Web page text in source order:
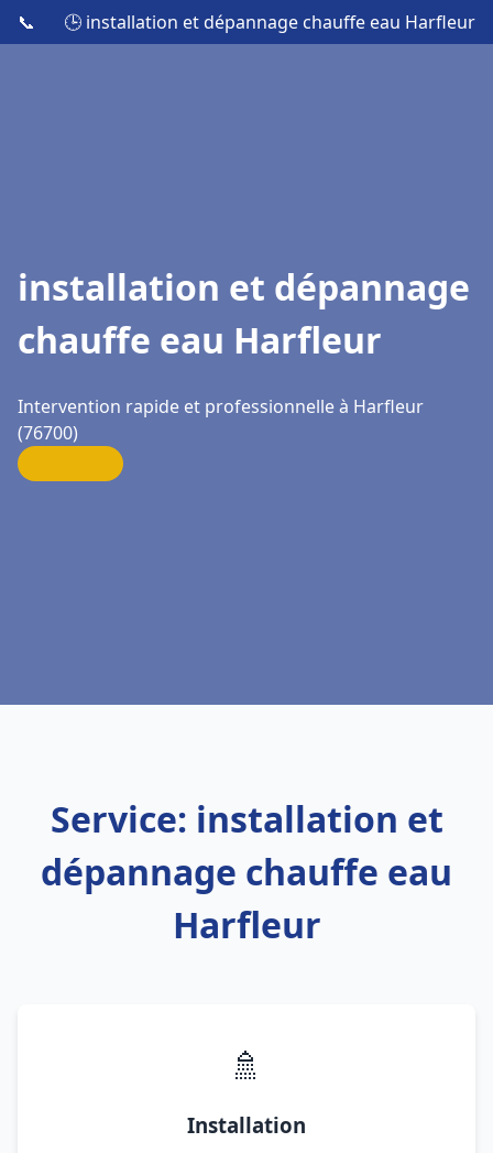
📞 🕒 installation et dépannage chauffe eau Harfleur
installation et dépannage
chauffe eau Harfleur
Intervention rapide et professionnelle à Harfleur
(76700)
Service: installation et
dépannage chauffe eau
Harfleur
🚿
Installation